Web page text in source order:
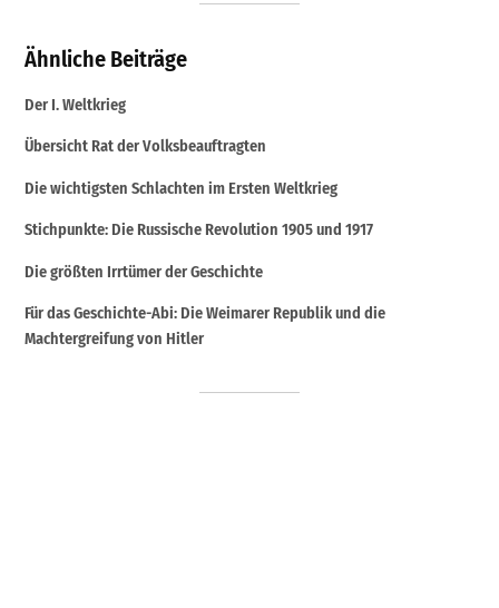
Ähnliche Beiträge
Der I. Weltkrieg
Übersicht Rat der Volksbeauftragten
Die wichtigsten Schlachten im Ersten Weltkrieg
Stichpunkte: Die Russische Revolution 1905 und 1917
Die größten Irrtümer der Geschichte
Für das Geschichte-Abi: Die Weimarer Republik und die
Machtergreifung von Hitler